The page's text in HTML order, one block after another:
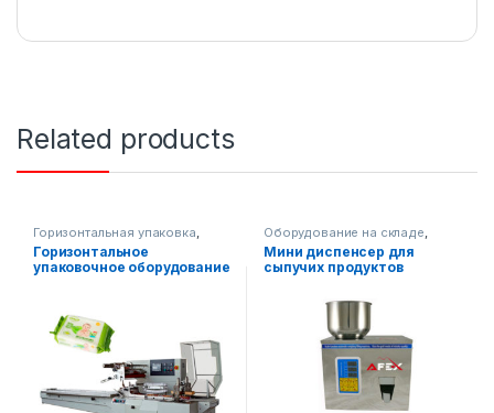
Related products
Горизонтальная упаковка
Упаковочное оборудование
Горизонтальное
упаковочное оборудование
Оборудование на складе
Упаковочное оборудование
Диспенсерное оборудование
Мини диспенсер для
сыпучих продуктов